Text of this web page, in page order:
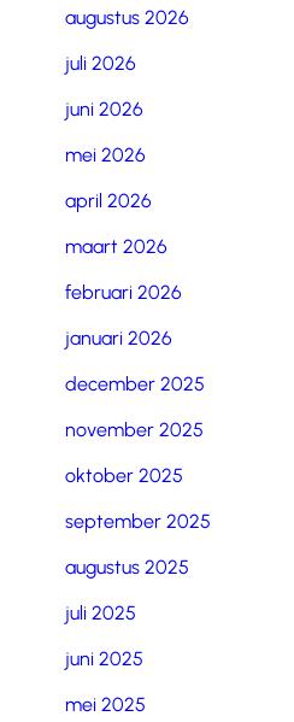
augustus 2026
juli 2026
juni 2026
mei 2026
april 2026
maart 2026
februari 2026
januari 2026
december 2025
november 2025
oktober 2025
september 2025
augustus 2025
juli 2025
juni 2025
mei 2025